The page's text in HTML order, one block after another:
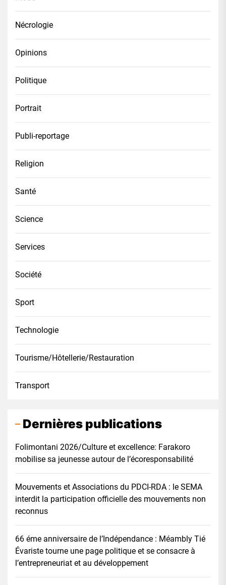
Nécrologie
Opinions
Politique
Portrait
Publi-reportage
Religion
Santé
Science
Services
Société
Sport
Technologie
Tourisme/Hôtellerie/Restauration
Transport
Dernières publications
Folimontani 2026/Culture et excellence: Farakoro
mobilise sa jeunesse autour de l’écoresponsabilité
Mouvements et Associations du PDCI-RDA : le SEMA
interdit la participation officielle des mouvements non
reconnus
66 éme anniversaire de l’Indépendance : Méambly Tié
Évariste tourne une page politique et se consacre à
l’entrepreneuriat et au développement